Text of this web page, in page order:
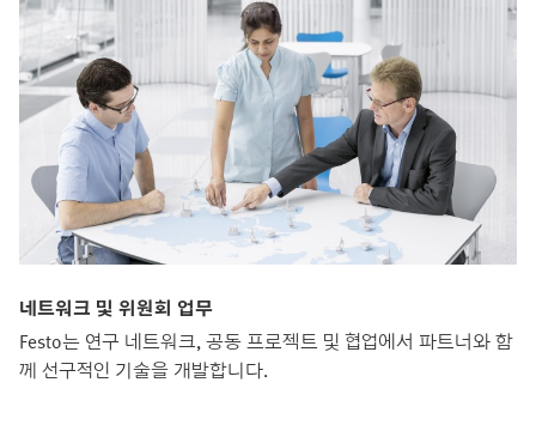
네트워크 및 위원회 업무
Festo는 연구 네트워크, 공동 프로젝트 및 협업에서 파트너와 함
께 선구적인 기술을 개발합니다.